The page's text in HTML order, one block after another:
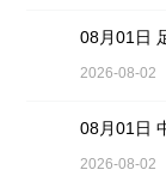
08月01日
2026-08-02
08月01日
2026-08-02